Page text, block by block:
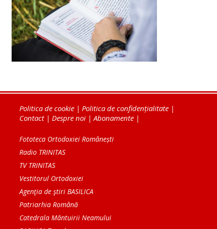
Politica de cookie | Politica de confidențialitate |
Contact| Despre noi |Abonamente |
Fototeca Ortodoxiei Românești
Radio TRINITAS
TV TRINITAS
Vestitorul Ortodoxiei
Agenţia de ştiri BASILICA
Patriarhia Română
Catedrala Mântuirii Neamului